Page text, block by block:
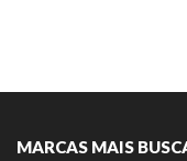
MARCAS MAIS